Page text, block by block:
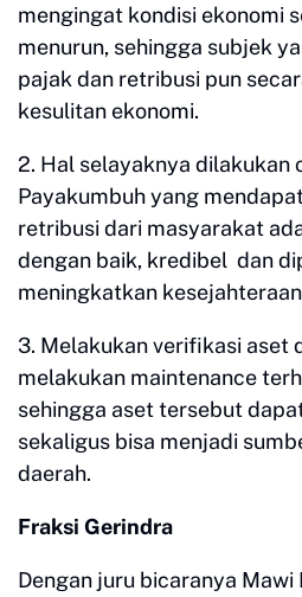
mengingat kondisi ekonomi
menurun, sehingga subjek
pajak dan retribusi pun
kesulitan ekonomi.
2. Hal selayaknya dilakukan
Payakumbuh yang
retribusi dari masyarakat
dengan baik, kredibel dan
meningkatkan
3. Melakukan verifikasi aset
melakukan maintenance
sehingga aset tersebut
sekaligus bisa menjadi
daerah.
Fraksi Gerindra
Dengan juru bicaranya Mawi